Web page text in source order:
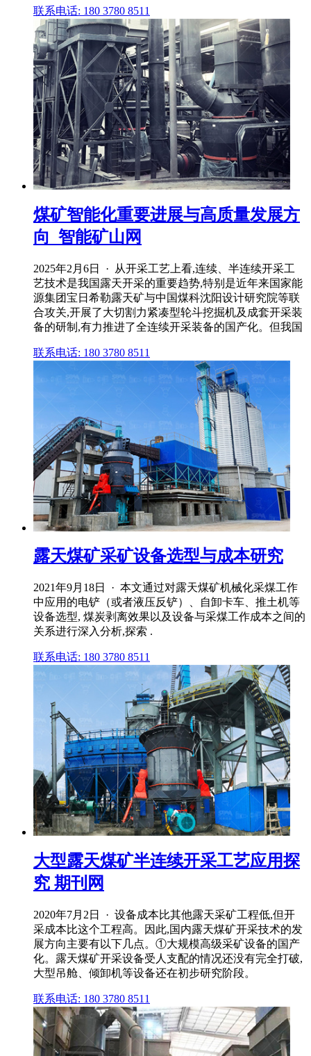
联系电话: 180 3780 8511
煤矿智能化重要进展与高质量发展方
向_智能矿山网
2025年2月6日 · 从开采工艺上看,连续、半连续开采工
艺技术是我国露天开采的重要趋势,特别是近年来国家能
源集团宝日希勒露天矿与中国煤科沈阳设计研究院等联
合攻关,开展了大切割力紧凑型轮斗挖掘机及成套开采装
备的研制,有力推进了全连续开采装备的国产化。但我国
联系电话: 180 3780 8511
露天煤矿采矿设备选型与成本研究
2021年9月18日 · 本文通过对露天煤矿机械化采煤工作
中应用的电铲（或者液压反铲）、自卸卡车、推土机等
设备选型, 煤炭剥离效果以及设备与采煤工作成本之间的
关系进行深入分析,探索 .
联系电话: 180 3780 8511
大型露天煤矿半连续开采工艺应用探
究 期刊网
2020年7月2日 · 设备成本比其他露天采矿工程低,但开
采成本比这个工程高。因此,国内露天煤矿开采技术的发
展方向主要有以下几点。①大规模高级采矿设备的国产
化。露天煤矿开采设备受人支配的情况还没有完全打破,
大型吊舱、倾卸机等设备还在初步研究阶段。
联系电话: 180 3780 8511